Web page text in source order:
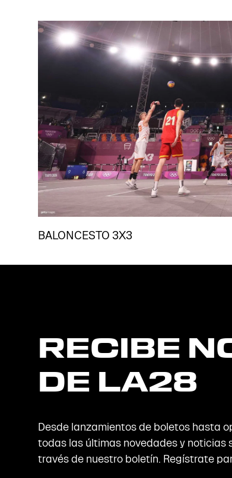
BALONCESTO 3X3
RECIBE
DE LA28
Desde lanzamientos de boletos hasta
todas las últimas novedades y noticias
través de nuestro boletín. Regístrate